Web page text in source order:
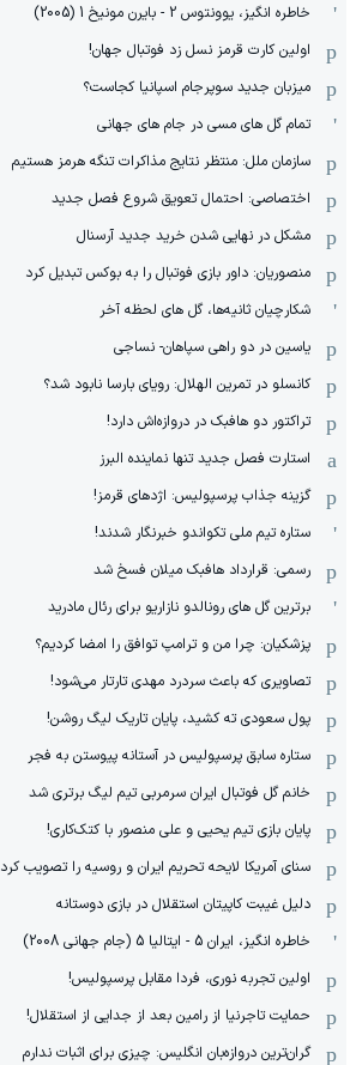
خاطره انگیز، یوونتوس 2 - بایرن مونیخ 1 (2005)
اولین کارت قرمز نسل زد فوتبال جهان!
میزبان جدید سوپرجام اسپانیا کجاست؟
تمام گل های مسی در جام های جهانی
سازمان ملل: منتظر نتایج مذاکرات تنگه هرمز هستیم
اختصاصی: احتمال تعویق شروع فصل جدید
مشکل در نهایی شدن خرید جدید آرسنال
منصوریان: داور بازی فوتبال را به بوکس تبدیل کرد
شکارچیان ثانیه‌ها، گل های لحظه آخر
یاسین در دو راهی سپاهان- نساجی
کانسلو در تمرین الهلال: رویای بارسا نابود شد؟
تراکتور دو هافبک در دروازه‌اش دارد!
استارت فصل جدید تنها نماینده البرز
گزینه جذاب پرسپولیس: اژدهای قرمز!
ستاره تیم ملی تکواندو خبرنگار شدند!
رسمی: قرارداد هافبک میلان فسخ شد
برترین گل های رونالدو نازاریو برای رئال مادرید
پزشکیان: چرا من و ترامپ توافق را امضا کردیم؟
تصاویری که باعث سردرد مهدی تارتار می‌شود!
پول سعودی ته کشید، پایان تاریک لیگ روشن!
ستاره سابق پرسپولیس در آستانه پیوستن به فجر
خانم گل فوتبال ایران سرمربی تیم لیگ برتری شد
پایان بازی تیم یحیی و علی منصور با کتک‌کاری!
سنای آمریکا لایحه تحریم ایران و روسیه را تصویب کرد
دلیل غیبت کاپیتان استقلال در بازی دوستانه
خاطره انگیز، ایران 5 - ایتالیا 5 (جام جهانی 2008)
اولین تجربه نوری، فردا مقابل پرسپولیس!
حمایت تاجرنیا از رامین بعد از جدایی از استقلال!
گران‌ترین دروازه‌بان انگلیس: چیزی برای اثبات ندارم